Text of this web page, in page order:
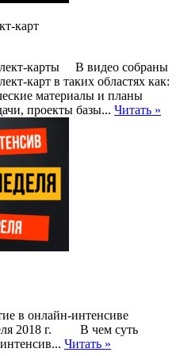
карт
карты В видео собраны
карт в таких областях как:
материалы и планы
проекты базы... Читать »
в онлайн-интенсиве
2018 г. В чем суть
Читать »